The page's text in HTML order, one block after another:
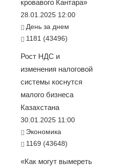
кровавого Кантара»
28.01.2025 12:00
День за днем
1181 (43496)
Рост НДС и
изменения налоговой
системы коснутся
малого бизнеса
Казахстана
30.01.2025 11:00
Экономика
1169 (43648)
«Как могут вымереть